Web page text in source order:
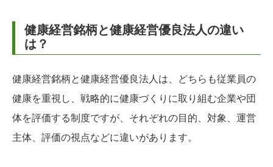
健康経営銘柄と健康経営優良法人の違い
は？
健康経営銘柄と健康経営優良法人は、どちらも従業員の
健康を重視し、戦略的に健康づくりに取り組む企業や団
体を評価する制度ですが、それぞれの目的、対象、運営
主体、評価の視点などに違いがあります。